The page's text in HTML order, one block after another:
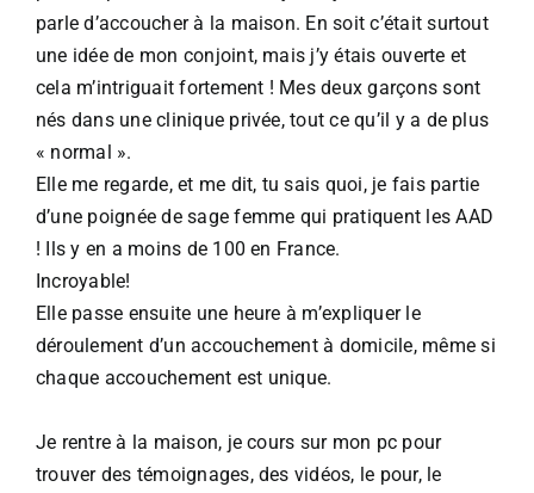
parle d’accoucher à la maison. En soit c’était surtout
une idée de mon conjoint, mais j’y étais ouverte et
cela m’intriguait fortement ! Mes deux garçons sont
nés dans une clinique privée, tout ce qu’il y a de plus
« normal ».
Elle me regarde, et me dit, tu sais quoi, je fais partie
d’une poignée de sage femme qui pratiquent les AAD
! Ils y en a moins de 100 en France.​
Incroyable!​
Elle passe ensuite une heure à m’expliquer le
déroulement d’un accouchement à domicile, même si
chaque accouchement est unique.
Je rentre à la maison, je cours sur mon pc pour
trouver des témoignages, des vidéos, le pour, le